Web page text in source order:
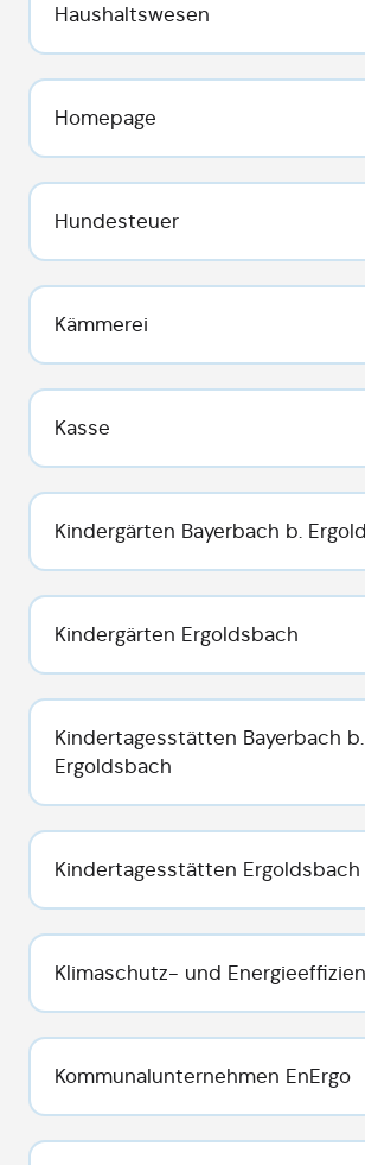
Haushaltswesen
Homepage
Hundesteuer
Kämmerei
Kasse
Kindergärten Bayerbach b.
Kindergärten Ergoldsbach
Kindertagesstätten Bayerbach b.
Ergoldsbach
Kindertagesstätten Ergoldsbach
Klimaschutz- und
Kommunalunternehmen EnErgo